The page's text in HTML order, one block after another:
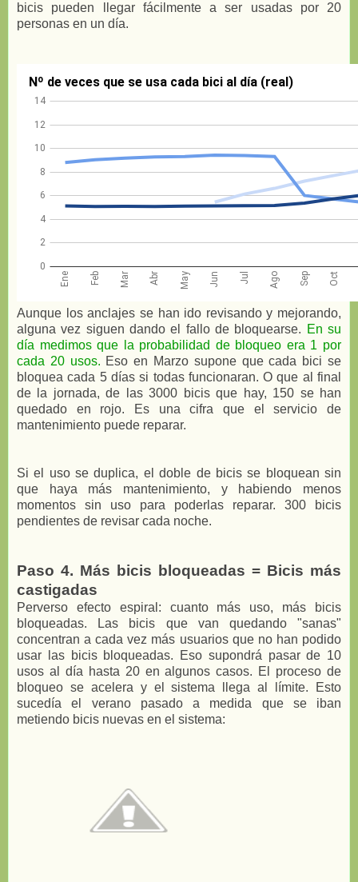
bicis pueden llegar fácilmente a ser usadas por 20
personas en un día.
Aunque los anclajes se han ido revisando y mejorando,
alguna vez siguen dando el fallo de bloquearse. En su
día medimos que la probabilidad de bloqueo era 1 por
cada 20 usos. Eso en Marzo supone que cada bici se
bloquea cada 5 días si todas funcionaran. O que al final
de la jornada, de las 3000 bicis que hay, 150 se han
quedado en rojo. Es una cifra que el servicio de
mantenimiento puede reparar.
Si el uso se duplica, el doble de bicis se bloquean sin
que haya más mantenimiento, y habiendo menos
momentos sin uso para poderlas reparar. 300 bicis
pendientes de revisar cada noche.
Paso 4. Más bicis bloqueadas = Bicis más
castigadas
Perverso efecto espiral: cuanto más uso, más bicis
bloqueadas. Las bicis que van quedando "sanas"
concentran a cada vez más usuarios que no han podido
usar las bicis bloqueadas. Eso supondrá pasar de 10
usos al día hasta 20 en algunos casos. El proceso de
bloqueo se acelera y el sistema llega al límite. Esto
sucedía el verano pasado a medida que se iban
metiendo bicis nuevas en el sistema: